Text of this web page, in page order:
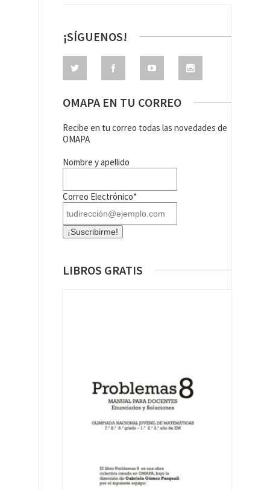
¡SÍGUENOS!
OMAPA EN TU CORREO
Recibe en tu correo todas las novedades de
OMAPA
Nombre y apellido
Correo Electrónico*
LIBROS GRATIS